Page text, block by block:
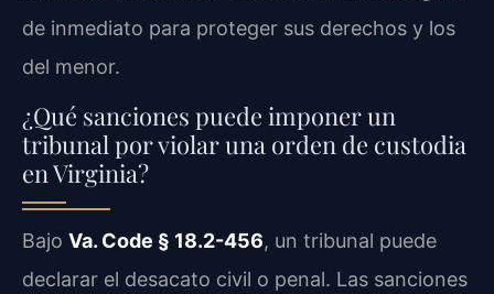
de inmediato para proteger sus derechos y los
del menor.
¿Qué sanciones puede imponer un
tribunal por violar una orden de custodia
en Virginia?
Bajo Va. Code § 18.2-456, un tribunal puede
declarar el desacato civil o penal. Las sanciones